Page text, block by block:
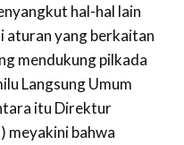
hal-hal lain
aturan yang berkaitan
mendukung pilkada
Langsung Umum
itu Direktur
meyakini bahwa